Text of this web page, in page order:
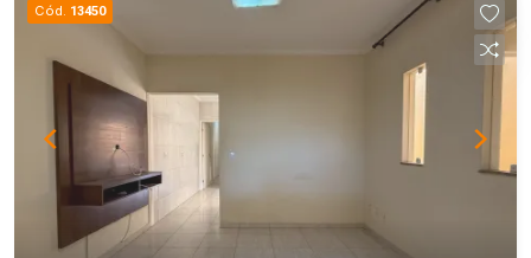
Cód. 13450